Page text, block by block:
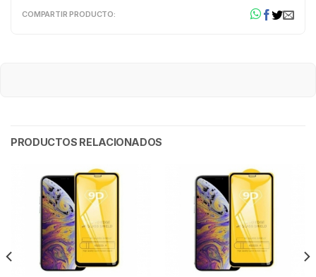
COMPARTIR PRODUCTO:
PRODUCTOS RELACIONADOS